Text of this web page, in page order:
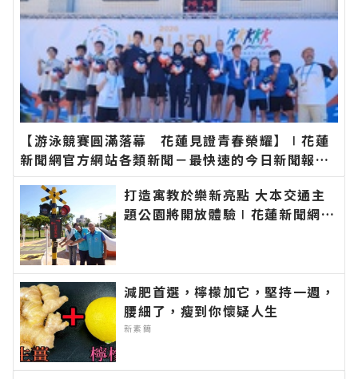
【游泳競賽圓滿落幕 花蓮見證青春榮耀】∣花蓮
新聞網官方網站各類新聞－最快速的今日新聞報導
最新的在地資訊！
打造寓教於樂新亮點 大本交通主
題公園將開放體驗∣花蓮新聞網官
減肥首選，檸檬加它，堅持一週，
腰細了，瘦到你懷疑人生
新素簡